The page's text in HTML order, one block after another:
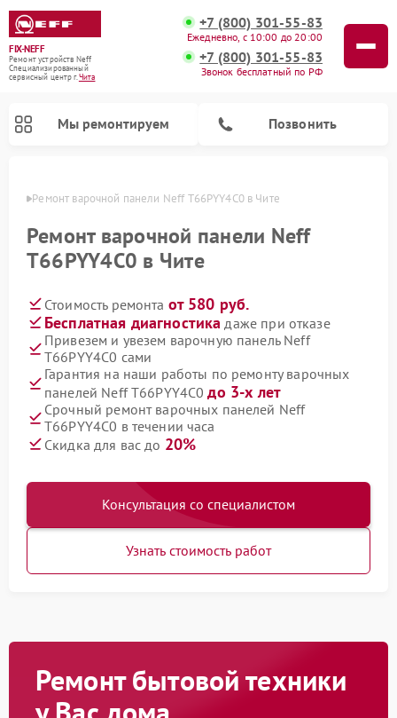
FIX-NEFF
Ремонт устройств Neff
Специализированный
cервисный центр г.Чита
+7 (800) 301-55-83
Ежедневно, с 10:00 до 20:00
+7 (800) 301-55-83
Звонок бесплатный по РФ
Мы ремонтируем Позвонить
Ремонт варочной панели Neff T66PYY4C0 в Чите
Ремонт варочной панели Neff
T66PYY4C0 в Чите
Стоимость ремонта от 580 руб.
Бесплатная диагностика даже при отказе
Привезем и увезем варочную панель Neff
T66PYY4C0 сами
Гарантия на наши работы по ремонту варочных
панелей Neff T66PYY4C0до 3-х лет
Срочный ремонт варочных панелей Neff
T66PYY4C0 в течении часа
Скидка для вас до 20%
Консультация со специалистом
Узнать стоимость работ
Ремонт бытовой техники